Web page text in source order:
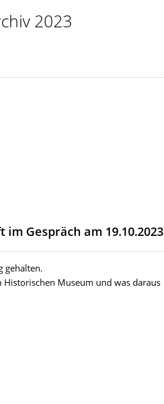
2023
Gespräch am 19.10.2023
gehalten.
Museum und was daraus